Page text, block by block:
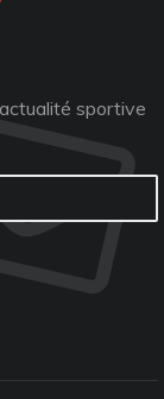
sportive